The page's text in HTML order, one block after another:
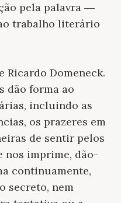
pela palavra ―
trabalho literário
Ricardo Domeneck.
dão forma ao
incluindo as
os prazeres em
de sentir pelos
nos imprime, dão-
continuamente,
secreto, nem